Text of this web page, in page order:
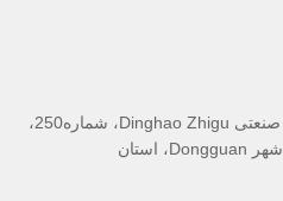
اتاق 601، ساختمان 2، پارک صنعتی Dinghao Zhigu، شماره250،
جاده Xihuan، شهر Houjie، شهر Dongguan، استان